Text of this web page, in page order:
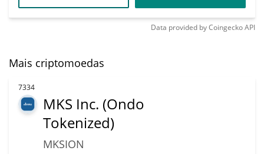
Data provided byCoingeckoAPI
Mais criptomoedas
7334
MKS Inc. (Ondo
Tokenized)
MKSION